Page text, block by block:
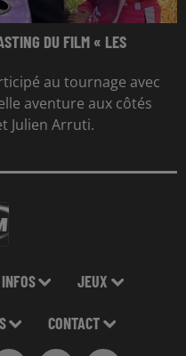
DU FILM « LES
au tournage avec
aventure aux côtés
Julien Arruti.
INFOS JEUX
CONTACT